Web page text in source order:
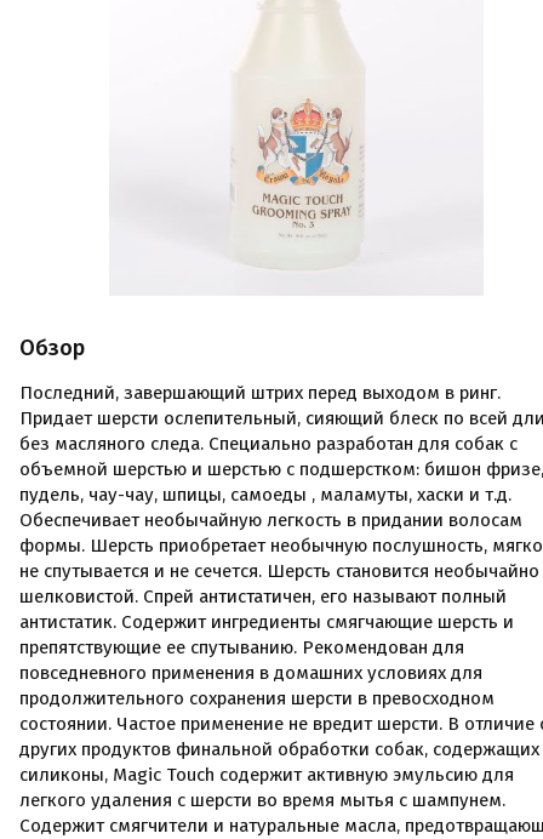
Обзор
Последний, завершающий штрих перед выходом в ринг.
Придает шерсти ослепительный, сияющий блеск по всей
без масляного следа. Специально разработан для собак с
объемной шерстью и шерстью с подшерстком: бишон фризе,
пудель, чау-чау, шпицы, самоеды , маламуты, хаски и т.д.
Обеспечивает необычайную легкость в придании волосам
формы. Шерсть приобретает необычную послушность,
не спутывается и не сечется. Шерсть становится необычайно
шелковистой. Спрей антистатичен, его называют полный
антистатик. Содержит ингредиенты смягчающие шерсть и
препятствующие ее спутыванию. Рекомендован для
повседневного применения в домашних условиях для
продолжительного сохранения шерсти в превосходном
состоянии. Частое применение не вредит шерсти. В отличие
других продуктов финальной обработки собак, содержащих
силиконы, Magic Touch содержит активную эмульсию для
легкого удаления с шерсти во время мытья с шампунем.
Содержит смягчители и натуральные масла,